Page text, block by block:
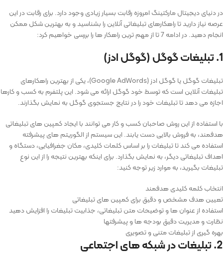
در دنیای دیجیتال مارکتینگ امروزه رقابت بسیار زیادی وجود دارد. برای رقابت در این
عرصه نیاز دارید تا راهکارهای تبلیغاتی آنلاین را بشناسید و به بهترین شکل ممکن
انجام دهید. در ادامه 7 تا از مهم ترین راهکار ها را بررسی خواهیم کرد:
1. تبلیغات گوگل (گوگل ادز)
تبلیغات گوگل یا گوگل ادز (Google AdWords)، یکی از بهترین راهکارهای
تبلیغات آنلاین است که توسط خود گوگل ارائه می ‌شود. این پلتفرم به کسب و کارها
اجازه می ‌دهد تا تبلیغات خود را در نتایج جستجوی گوگل به نمایش بگذارند.
با استفاده از این روش صاحبان کسب و کار می‌ توانند با ایجاد کمپین ‌های تبلیغاتی
هدفمند، به فروش بالایی دست یابند. این سیستم از الگوریتم‌ های پیشرفته
استفاده می ‌کند تا تبلیغات را بر اساس کلمات کلیدی، مکان جغرافیایی، دستگاه و
اهداف تبلیغاتی دیگر، به نمایش بگذارد. برای اینکه بهترین نتیجه را از این نوع
تبلیغات بگیرید، به موارد زیر توجه کنید:
انتخاب کلمه کلیدی هدفمند
تعیین هدف مشخص و دقیق برای کمپین های تبلیغاتی
استفاده از عنوان‌ ها و توضیحات متن تبلیغاتی، جذابیت تبلیغات را افزایش دهید
نظارت و مدیریت دقیق بودجه ‌ها و پیشرفتها
بهره‌ گیری از تبلیغات متنی و تصویری
2. تبلیغات در شبکه های اجتماعی